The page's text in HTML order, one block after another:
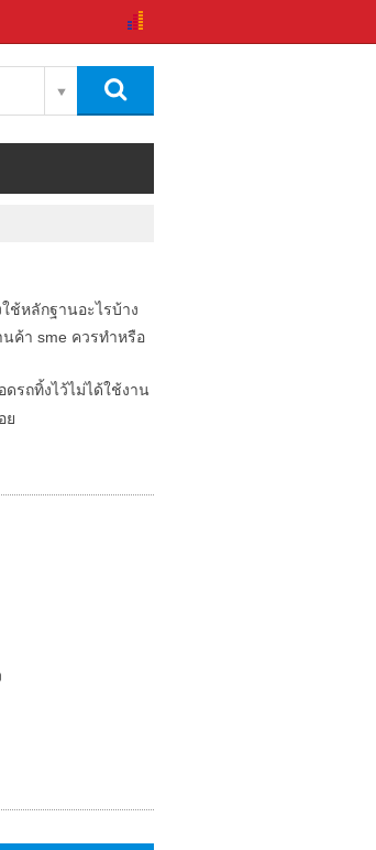
ช้หลักฐานอะไรบ้าง
ค้า sme ควรทำหรือ
ดรถทิ้งไว้ไม่ได้ใช้งาน
ย